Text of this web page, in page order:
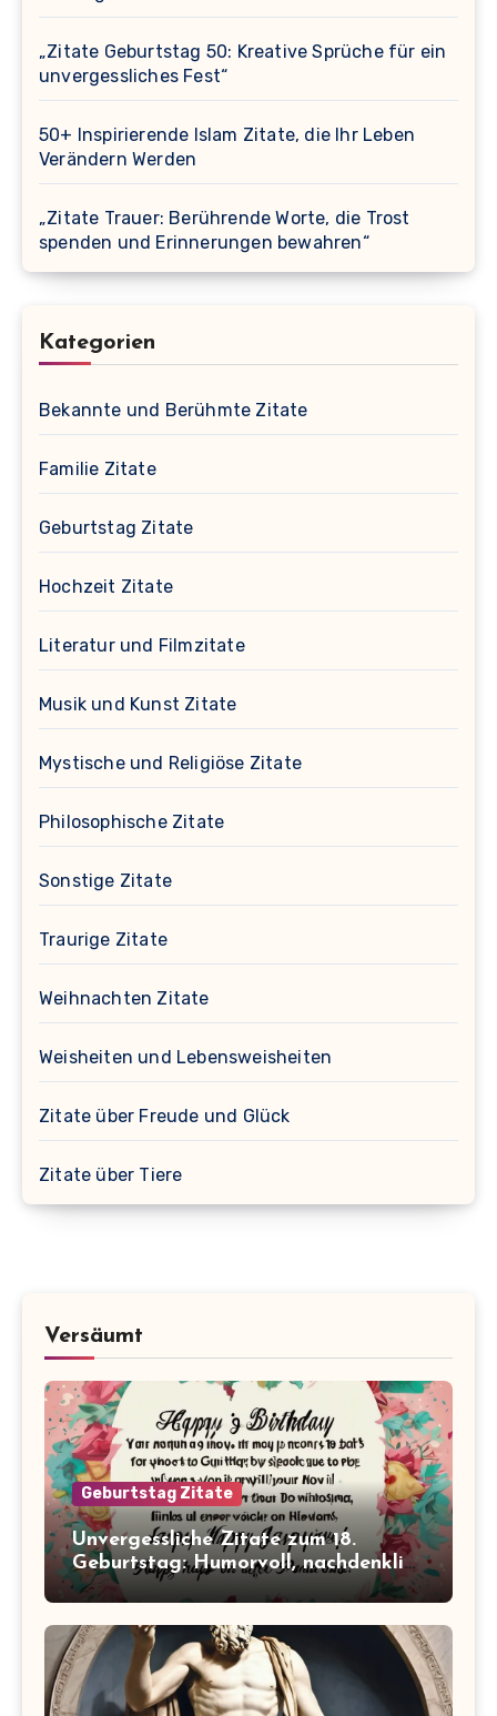
„Zitate Geburtstag 50: Kreative Sprüche für ein
unvergessliches Fest“
50+ Inspirierende Islam Zitate, die Ihr Leben
Verändern Werden
„Zitate Trauer: Berührende Worte, die Trost
spenden und Erinnerungen bewahren“
Kategorien
Bekannte und Berühmte Zitate
Familie Zitate
Geburtstag Zitate
Hochzeit Zitate
Literatur und Filmzitate
Musik und Kunst Zitate
Mystische und Religiöse Zitate
Philosophische Zitate
Sonstige Zitate
Traurige Zitate
Weihnachten Zitate
Weisheiten und Lebensweisheiten
Zitate über Freude und Glück
Zitate über Tiere
Versäumt
Geburtstag Zitate
Unvergessliche Zitate zum 18.
Geburtstag: Humorvoll, nachdenklich
und inspirierend!